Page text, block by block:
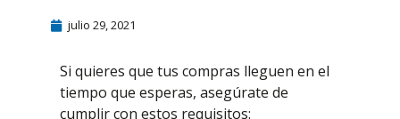
julio 29, 2021
Si quieres que tus compras lleguen en el
tiempo que esperas, asegúrate de
cumplir con estos requisitos: